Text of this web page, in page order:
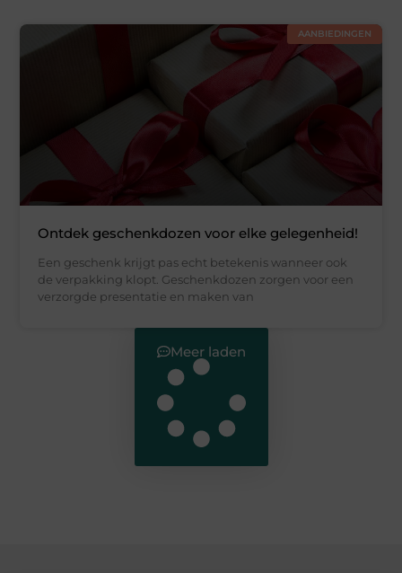
AANBIEDINGEN
Ontdek geschenkdozen voor elke gelegenheid!
Een geschenk krijgt pas echt betekenis wanneer ook
de verpakking klopt. Geschenkdozen zorgen voor een
verzorgde presentatie en maken van
Meer laden